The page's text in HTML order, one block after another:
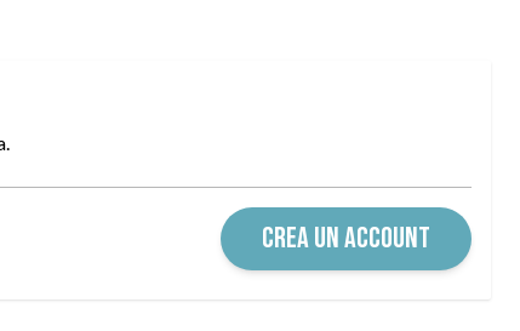
CREA UN ACCOUNT